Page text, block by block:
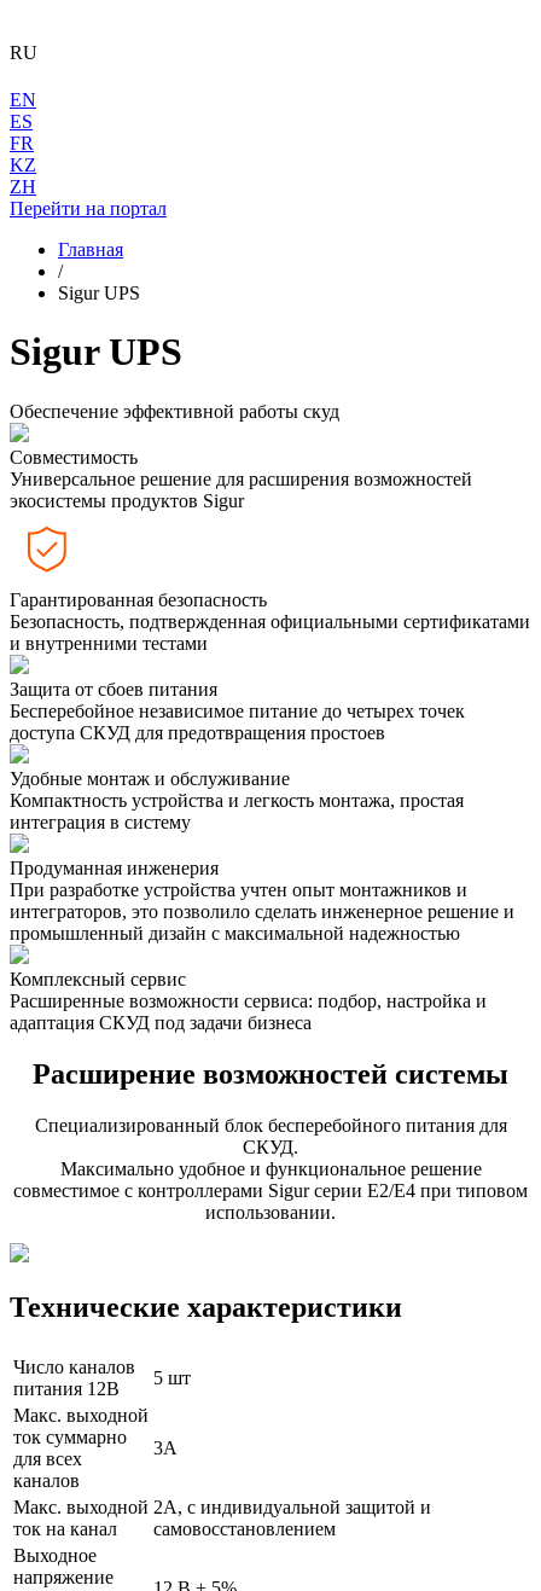
RU
EN
ES
FR
KZ
ZH
Перейти на портал
Главная
/
Sigur UPS
Sigur UPS
Обеспечение эффективной работы скуд
Совместимость
Универсальное решение для расширения возможностей
экосистемы продуктов Sigur
Гарантированная безопасность
Безопасность, подтвержденная официальными сертификатами
и внутренними тестами
Защита от сбоев питания
Бесперебойное независимое питание до четырех точек
доступа СКУД для предотвращения простоев
Удобные монтаж и обслуживание
Компактность устройства и легкость монтажа, простая
интеграция в систему
Продуманная инженерия
При разработке устройства учтен опыт монтажников и
интеграторов, это позволило сделать инженерное решение и
промышленный дизайн с максимальной надежностью
Комплексный сервис
Расширенные возможности сервиса: подбор, настройка и
адаптация СКУД под задачи бизнеса
Расширение возможностей системы
Специализированный блок бесперебойного питания для
СКУД.
Максимально удобное и функциональное решение
совместимое с контроллерами Sigur серии E2/E4 при типовом
использовании.
Технические характеристики
Число каналов
питания 12В
5 шт
Макс. выходной
ток суммарно
для всех
каналов
3А
Макс. выходной
ток на канал
2А, с индивидуальной защитой и
самовосстановлением
Выходное
напряжение